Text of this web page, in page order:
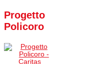
Progetto
Policoro